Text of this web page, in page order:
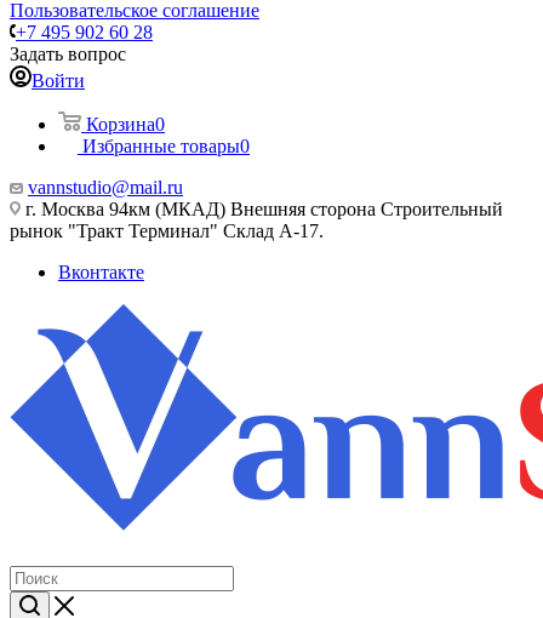
Пользовательское соглашение
+7 495 902 60 28
Задать вопрос
Войти
Корзина0
Избранные товары0
vannstudio@mail.ru
г. Москва 94км (МКАД) Внешняя сторона Строительный
рынок "Тракт Терминал" Склад А-17.
Вконтакте